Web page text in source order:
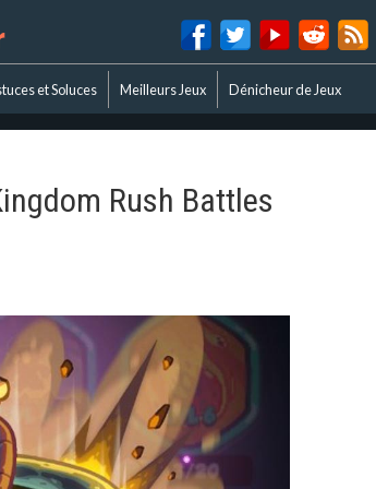
et Soluces Meilleurs Jeux Dénicheur de Jeux
Rush Battles